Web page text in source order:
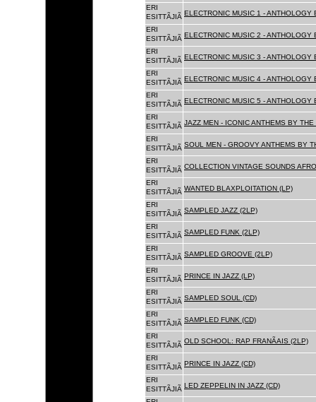
ERI
ESITTÃJIÃ ELECTRONIC MUSIC 1 - ANTHOLOGY
ERI
ESITTÃJIÃ ELECTRONIC MUSIC 2 - ANTHOLOGY
ERI
ESITTÃJIÃ ELECTRONIC MUSIC 3 - ANTHOLOGY
ERI
ESITTÃJIÃ ELECTRONIC MUSIC 4 - ANTHOLOGY
ERI
ESITTÃJIÃ ELECTRONIC MUSIC 5 - ANTHOLOGY
ERI
ESITTÃJIÃ JAZZ MEN - ICONIC ANTHEMS BY
ERI
ESITTÃJIÃ SOUL MEN - GROOVY ANTHEMS BY
ERI
ESITTÃJIÃ COLLECTION VINTAGE SOUNDS
ERI
ESITTÃJIÃ WANTED BLAXPLOITATION (LP)
ERI
ESITTÃJIÃ SAMPLED JAZZ (2LP)
ERI
ESITTÃJIÃ SAMPLED FUNK (2LP)
ERI
ESITTÃJIÃ SAMPLED GROOVE (2LP)
ERI
ESITTÃJIÃ PRINCE IN JAZZ (LP)
ERI
ESITTÃJIÃ SAMPLED SOUL (CD)
ERI
ESITTÃJIÃ SAMPLED FUNK (CD)
ERI
ESITTÃJIÃ
OLD SCHOOL: RAP FRANÃAIS (2LP)
ERI
ESITTÃJIÃ PRINCE IN JAZZ (CD)
ERI
ESITTÃJIÃ LED ZEPPELIN IN JAZZ (CD)